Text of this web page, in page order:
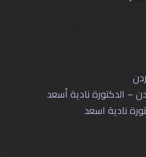
– الدكتورة نادية أسعد
نادية اسعد